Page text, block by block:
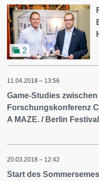
2
11.04.2018 – 13:56
Game-Studies
Forschungskonferenz
A MAZE. / Berlin
20.03.2018 – 12:42
Start des